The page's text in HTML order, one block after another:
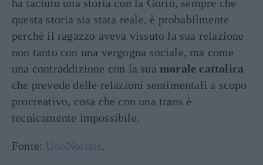
ha taciuto una storia con la Gorio, sempre che
questa storia sia stata reale, è probabilmente
perché il ragazzo aveva vissuto la sua relazione
non tanto con una vergogna sociale, ma come
una contraddizione con la sua morale cattolica
che prevede delle relazioni sentimentali a scopo
procreativo, cosa che con una trans è
tecnicamente impossibile.
Fonte: UnoNotizie.